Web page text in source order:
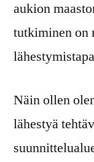
aukion
tutkiminen on
Näin ollen
lähestyä